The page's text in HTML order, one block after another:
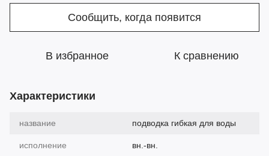
Сообщить, когда появится
В избранное К сравнению
Характеристики
название подводка гибкая для воды
исполнение вн.-вн.